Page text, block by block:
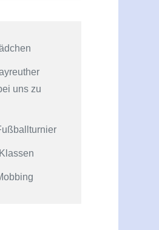
uns zu